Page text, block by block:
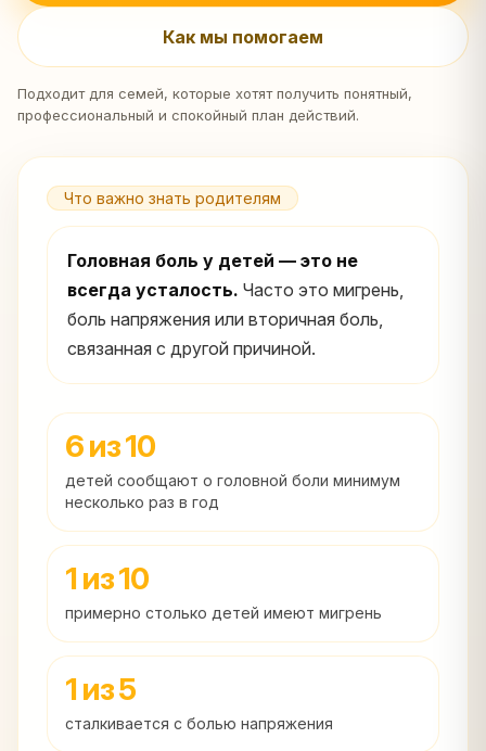
Как мы помогаем
Подходит для семей, которые хотят получить понятный,
профессиональный и спокойный план действий.
Что важно знать родителям
Головная боль у детей — это не
всегда усталость. Часто это мигрень,
боль напряжения или вторичная боль,
связанная с другой причиной.
6 из 10
детей сообщают о головной боли минимум
несколько раз в год
1 из 10
примерно столько детей имеют мигрень
1 из 5
сталкивается с болью напряжения